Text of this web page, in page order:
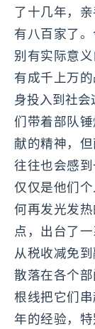
了十几年，
有八百家了
别有实际意
有成千上万
身投入到社会
们带着部队
献的精神，
往往也会感
仅仅是他们
何再发光发
点，出台了
从税收减免
散落在各个
根线把它们
年的经验，